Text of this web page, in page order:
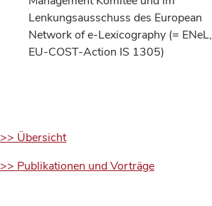
Lenkungsausschuss des European
Network of e-Lexicography (= ENeL,
EU-COST-Action IS 1305)
>> Übersicht
>> Publikationen und Vorträge